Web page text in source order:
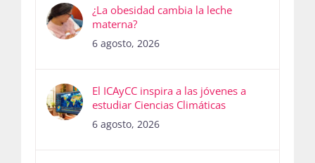
¿La obesidad cambia la leche
materna?
6 agosto, 2026
El ICAyCC inspira a las jóvenes a
estudiar Ciencias Climáticas
6 agosto, 2026